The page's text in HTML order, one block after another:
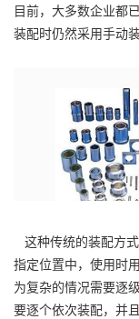
目前，大多数企业都
装配时仍然采用手动
这种传统的装配方
指定位置中，使用时
为复杂的情况需要逐
要逐个依次装配，并